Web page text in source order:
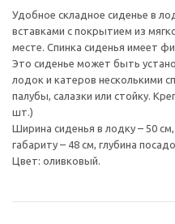
Удобное складное сиденье в
вставками с покрытием из
месте. Спинка сиденья имеет
Это сиденье может быть
лодок и катеров несколькими
палубы, салазки или стойку.
шт.)
Ширина сиденья в лодку – 50
габариту – 48 см, глубина
Цвет: оливковый.